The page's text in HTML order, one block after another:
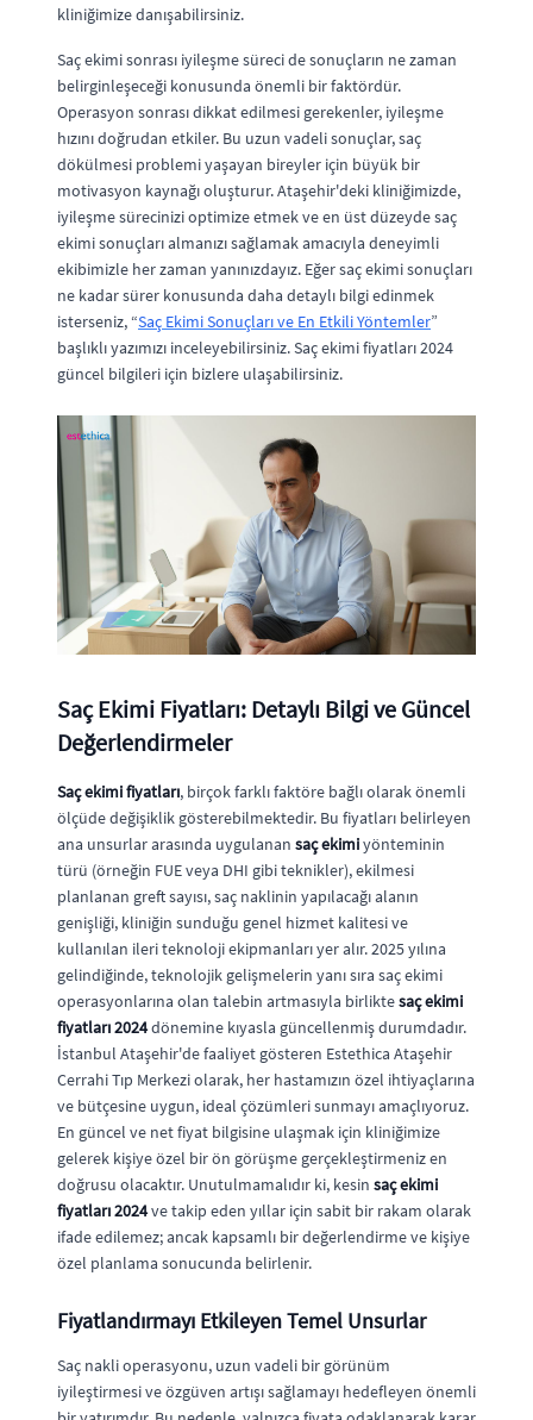
kliniğimize danışabilirsiniz.
Saç ekimi sonrası iyileşme süreci de sonuçların ne zaman
belirginleşeceği konusunda önemli bir faktördür.
Operasyon sonrası dikkat edilmesi gerekenler, iyileşme
hızını doğrudan etkiler. Bu uzun vadeli sonuçlar, saç
dökülmesi problemi yaşayan bireyler için büyük bir
motivasyon kaynağı oluşturur. Ataşehir'deki kliniğimizde,
iyileşme sürecinizi optimize etmek ve en üst düzeyde saç
ekimi sonuçları almanızı sağlamak amacıyla deneyimli
ekibimizle her zaman yanınızdayız. Eğer saç ekimi sonuçları
ne kadar sürer konusunda daha detaylı bilgi edinmek
isterseniz, “Saç Ekimi Sonuçları ve En Etkili Yöntemler”
başlıklı yazımızı inceleyebilirsiniz. Saç ekimi fiyatları 2024
güncel bilgileri için bizlere ulaşabilirsiniz.
Saç Ekimi Fiyatları: Detaylı Bilgi ve Güncel
Değerlendirmeler
Saç ekimi fiyatları, birçok farklı faktöre bağlı olarak önemli
ölçüde değişiklik gösterebilmektedir. Bu fiyatları belirleyen
ana unsurlar arasında uygulanan saç ekimiyönteminin
türü (örneğin FUE veya DHI gibi teknikler), ekilmesi
planlanan greft sayısı, saç naklinin yapılacağı alanın
genişliği, kliniğin sunduğu genel hizmet kalitesi ve
kullanılan ileri teknoloji ekipmanları yer alır. 2025 yılına
gelindiğinde, teknolojik gelişmelerin yanı sıra saç ekimi
operasyonlarına olan talebin artmasıyla birliktesaç ekimi
fiyatları 2024dönemine kıyasla güncellenmiş durumdadır.
İstanbul Ataşehir'de faaliyet gösteren Estethica Ataşehir
Cerrahi Tıp Merkezi olarak, her hastamızın özel ihtiyaçlarına
ve bütçesine uygun, ideal çözümleri sunmayı amaçlıyoruz.
En güncel ve net fiyat bilgisine ulaşmak için kliniğimize
gelerek kişiye özel bir ön görüşme gerçekleştirmeniz en
doğrusu olacaktır. Unutulmamalıdır ki, kesin saç ekimi
fiyatları 2024ve takip eden yıllar için sabit bir rakam olarak
ifade edilemez; ancak kapsamlı bir değerlendirme ve kişiye
özel planlama sonucunda belirlenir.
Fiyatlandırmayı Etkileyen Temel Unsurlar
Saç nakli operasyonu, uzun vadeli bir görünüm
iyileştirmesi ve özgüven artışı sağlamayı hedefleyen önemli